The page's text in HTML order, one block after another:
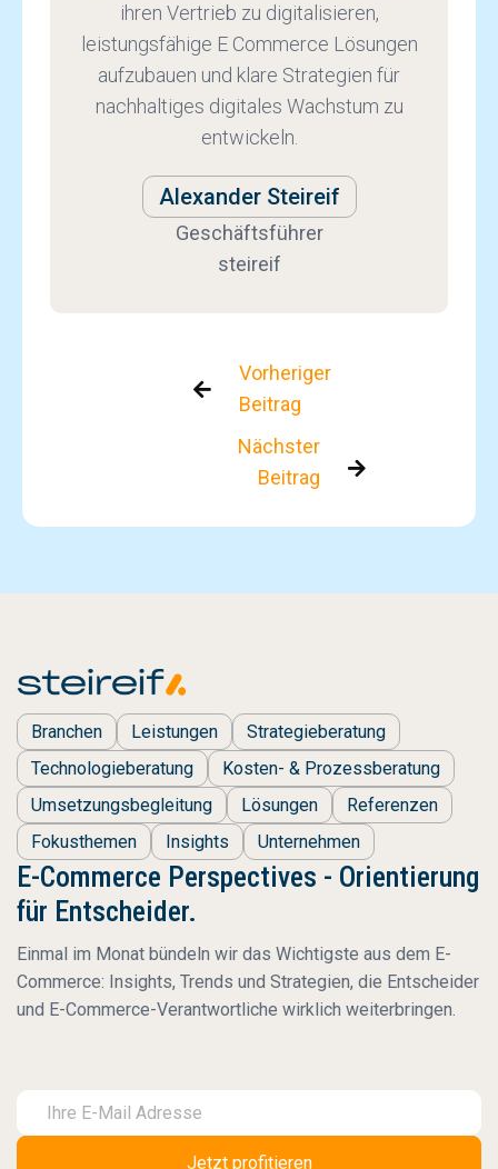
ihren Vertrieb zu digitalisieren,
leistungsfähige E Commerce Lösungen
aufzubauen und klare Strategien für
nachhaltiges digitales Wachstum zu
entwickeln.
Alexander Steireif
Geschäftsführer
steireif

Vorheriger
Beitrag
Nächster
Beitrag

Branchen Leistungen
Strategieberatung
Technologieberatung
Kosten- & Prozessberatung
Umsetzungsbegleitung
Lösungen
Referenzen
Fokusthemen
Insights Unternehmen
E-Commerce Perspectives - Orientierung
für Entscheider.
Einmal im Monat bündeln wir das Wichtigste aus dem E-
Commerce: Insights, Trends und Strategien, die Entscheider
und E-Commerce-Verantwortliche wirklich weiterbringen.